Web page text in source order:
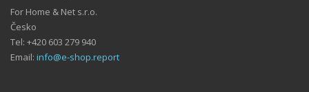
For Home & Net s.r.o.
Česko
Tel: +420 603 279 940
Email: info@e-shop.report